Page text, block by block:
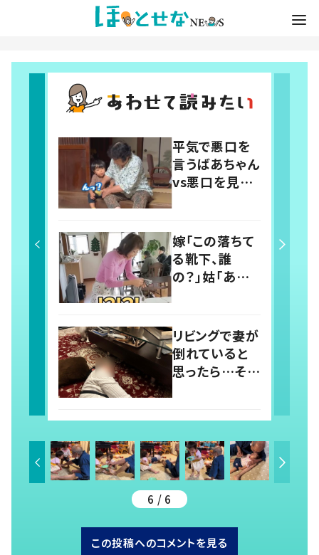
平気で悪口を
言うばあちゃん
vs悪口を見逃
ほほえましい
やり取りに「口
悪いけど可愛
い」の声
嫁「この落ちて
る靴下、誰
の？」姑「あな
一触即発！？か
と思いきや…
持ち主が判明
し「声だして大
爆笑しちゃっ
た」
リビングで妻が
倒れていると
思ったら…その
「最高」と、“猫
ちゃん好きユー
ザー”からの共
感集まる！
6 / 6
この投稿へのコメントを見る